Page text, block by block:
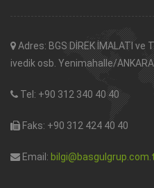
Adres: BGS DİREK İMALATI ve
ivedik osb. Yenimahalle/ANKARA
Tel: +90 312 340 40 40
Faks: +90 312 424 40 40
Email: